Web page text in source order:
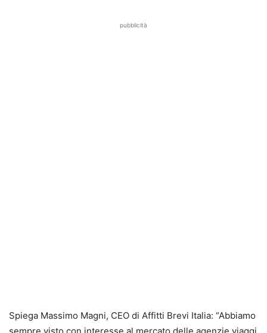
pubblicità
Spiega Massimo Magni, CEO di Affitti Brevi Italia: “Abbiamo
sempre visto con interesse al mercato delle agenzie viaggi